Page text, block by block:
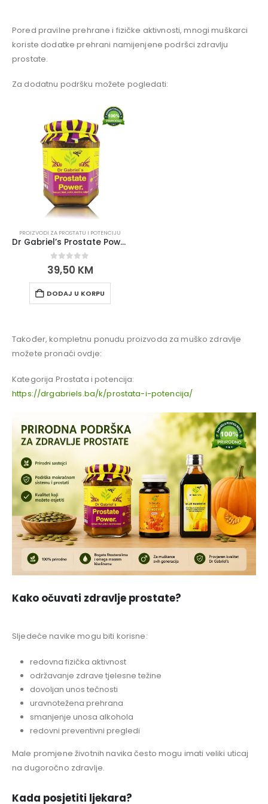
Pored pravilne prehrane i fizičke aktivnosti, mnogi muškarci
koriste dodatke prehrani namijenjene podršci zdravlju
prostate.
Za dodatnu podršku možete pogledati:
PROIZVODI ZA PROSTATU I POTENCIJU
Dr Gabriel’s Prostate Power
0out of 5
39,50 KM
DODAJ U KORPU
Također, kompletnu ponudu proizvoda za muško zdravlje
možete pronaći ovdje:
Kategorija Prostata i potencija:
https://drgabriels.ba/k/prostata-i-potencija/
Kako očuvati zdravlje prostate?
Sljedeće navike mogu biti korisne:
redovna fizička aktivnost
održavanje zdrave tjelesne težine
dovoljan unos tečnosti
uravnotežena prehrana
smanjenje unosa alkohola
redovni preventivni pregledi
Male promjene životnih navika često mogu imati veliki uticaj
na dugoročno zdravlje.
Kada posjetiti ljekara?